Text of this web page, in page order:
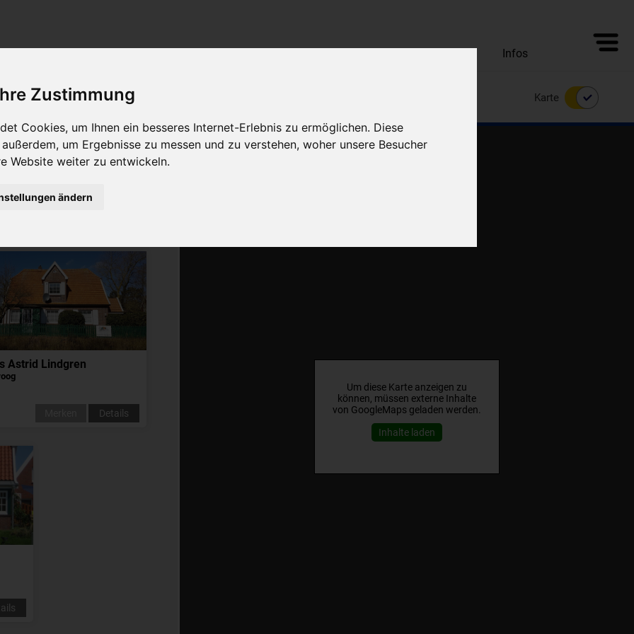
Zustimmung
Cookies, um Ihnen ein besseres Internet-Erlebnis zu ermöglichen. Diese
um Ergebnisse zu messen und zu verstehen, woher unsere Besucher
Website weiter zu entwickeln.
ändern
Infos
2 Merkliste:0 Karte
Astrid Lindgren
Details
Um diese Karte anzeigen zu
können, müssen externe Inhalte
von GoogleMaps geladen werden.
Inhalte laden